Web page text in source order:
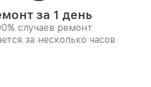
за 1 день
случаев ремонт
за несколько часов